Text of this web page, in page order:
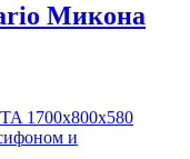
Микона